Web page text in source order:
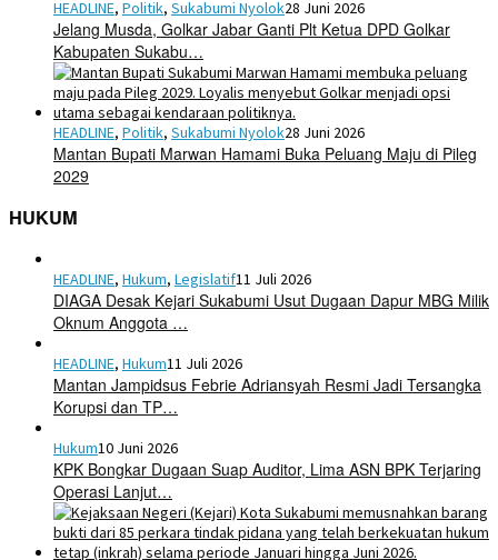
HEADLINE, Politik, Sukabumi Nyolok28 Juni 2026
Jelang Musda, Golkar Jabar Ganti Plt Ketua DPD Golkar
Kabupaten Sukabu…
HEADLINE, Politik, Sukabumi Nyolok28 Juni 2026
Mantan Bupati Marwan Hamami Buka Peluang Maju di Pileg
2029
HUKUM
HEADLINE, Hukum, Legislatif11 Juli 2026
DIAGA Desak Kejari Sukabumi Usut Dugaan Dapur MBG Milik
Oknum Anggota …
HEADLINE, Hukum11 Juli 2026
Mantan Jampidsus Febrie Adriansyah Resmi Jadi Tersangka
Korupsi dan TP…
Hukum10 Juni 2026
KPK Bongkar Dugaan Suap Auditor, Lima ASN BPK Terjaring
Operasi Lanjut…